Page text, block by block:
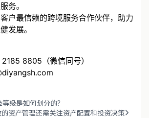
务。
户最信赖的跨境服务合作伙伴，助力
发展。
8805（微信同号）
级是如何划分的？
资产管理还需关注资产配置和投资决策